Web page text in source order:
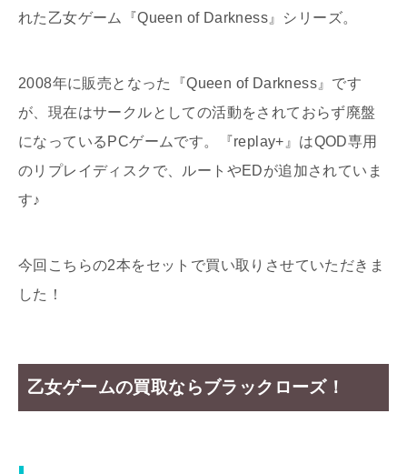
れた乙女ゲーム『Queen of Darkness』シリーズ。
2008年に販売となった『Queen of Darkness』です
が、現在はサークルとしての活動をされておらず廃盤
になっているPCゲームです。『replay+』はQOD専用
のリプレイディスクで、ルートやEDが追加されていま
す♪
今回こちらの2本をセットで買い取りさせていただきま
した！
乙女ゲームの買取ならブラックローズ！